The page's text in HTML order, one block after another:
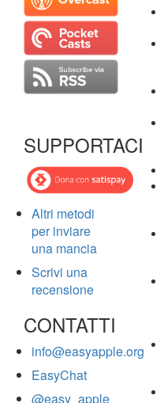
SUPPORTACI
Altri metodi
per inviare
una mancia
Scrivi una
recensione
CONTATTI
info@easyapple.org
EasyChat
@easy_apple